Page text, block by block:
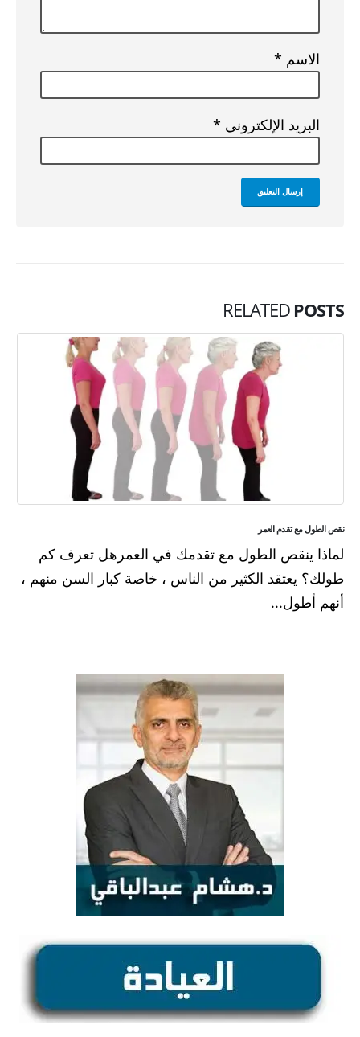
الاسم *
البريد الإلكتروني *
RELATED POSTS
نقص الطول مع تقدم العمر
لماذا ينقص الطول مع تقدمك في العمرهل تعرف كم
طولك؟ يعتقد الكثير من الناس ، خاصة كبار السن منهم ،
أنهم أطول...